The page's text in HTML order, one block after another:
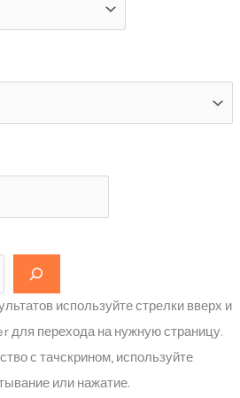
используйте стрелки вверх и
для перехода на нужную страницу.
с тачскрином, используйте
или нажатие.